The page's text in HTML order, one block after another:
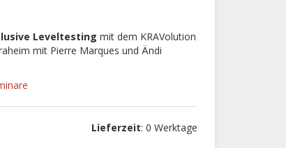
Leveltesting mit dem KRAVolution
mit Pierre Marques und Ändi
Lieferzeit: 0 Werktage